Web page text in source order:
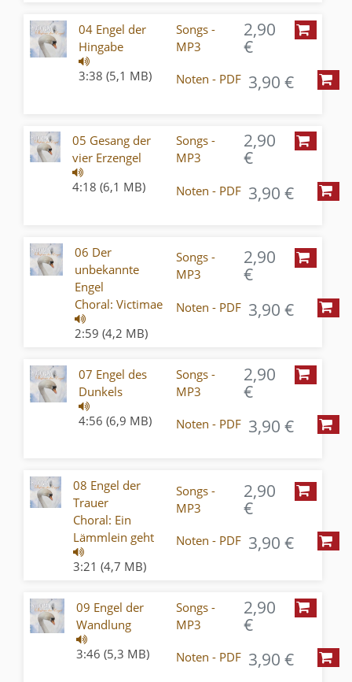
04 Engel der
Hingabe
3:38 (5,1 MB)
Songs -
MP3
2,90
€
Noten - PDF 3,90 €
05 Gesang der
vier Erzengel
4:18 (6,1 MB)
Songs -
MP3
2,90
€
Noten - PDF 3,90 €
06 Der
unbekannte
Engel
Choral: Victimae
2:59 (4,2 MB)
Songs -
MP3
2,90
€
Noten - PDF 3,90 €
07 Engel des
Dunkels
4:56 (6,9 MB)
Songs -
MP3
2,90
€
Noten - PDF 3,90 €
08 Engel der
Trauer
Choral: Ein
Lämmlein geht
3:21 (4,7 MB)
Songs -
MP3
2,90
€
Noten - PDF 3,90 €
09 Engel der
Wandlung
3:46 (5,3 MB)
Songs -
MP3
2,90
€
Noten - PDF 3,90 €